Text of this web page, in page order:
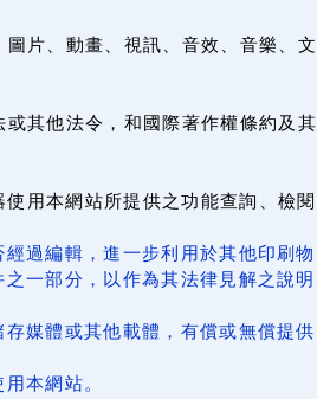
片、動畫、視訊、音效、音樂、文
或其他法令，和國際著作權條約及其
用本網站所提供之功能查詢、檢閱
過編輯，進一步利用於其他印刷物
一部分，以作為其法律見解之說明
媒體或其他載體，有償或無償提供
本網站。